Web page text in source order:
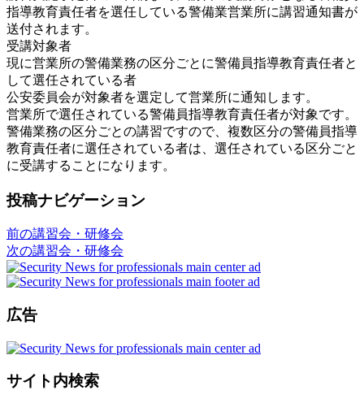
指導教育責任者を選任している警備業営業所に講習通知書が
送付されます。
受講対象者
現に営業所の警備業務の区分ごとに警備員指導教育責任者と
して選任されている者
公安委員会が対象者を選定して営業所に通知します。
営業所で選任されている警備員指導教育責任者が対象です。
警備業務の区分ごとの講習ですので、複数区分の警備員指導
教育責任者に選任されている者は、選任されている区分ごと
に受講することになります。
投稿ナビゲーション
前の講習会・研修会
次の講習会・研修会
広告
サイト内検索